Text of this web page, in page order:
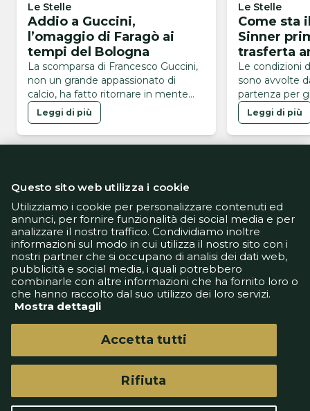
Le Stelle
Addio a Guccini,
l’omaggio di Faragò ai
tempi del Bologna
La scomparsa di Francesco Guccini,
non un grande appassionato di
calcio, ha fatto ritornare in mente
l'omaggio di Faragò ai tempi del
Bologna
Leggi di più
Le Stelle
Come sta
Sinner
trasferta
Pareri
Le condizioni
sono avvolte
partenza per
Leggi di più
Informativa Privacy
Informativa Cookie
Tech App
Gestione preferenze
support@goldbetlive.it
GoldBetlive è un sito di GBO Italy Spa
Questo sito non rappresenta una testata
Questo sito web utilizza i cookie
Utilizziamo i cookie per personalizzare contenuti ed
annunci, per fornire funzionalità dei social media e per
analizzare il nostro traffico. Condividiamo inoltre
informazioni sul modo in cui utilizza il nostro sito con i
nostri partner che si occupano di analisi dei dati web,
pubblicità e social media, i quali potrebbero
combinarle con altre informazioni che ha fornito loro o
che hanno raccolto dal suo utilizzo dei loro servizi.
Mostra dettagli
Rifiuta
Accetta tutti